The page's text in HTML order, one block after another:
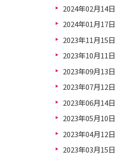
2024年02月14日
2024年01月17日
2023年11月15日
2023年10月11日
2023年09月13日
2023年07月12日
2023年06月14日
2023年05月10日
2023年04月12日
2023年03月15日